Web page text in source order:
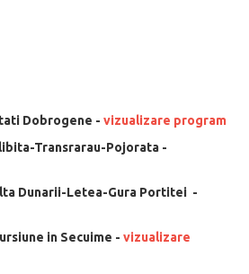
Dobrogene - vizualizare program
Transrarau-Pojorata -
Dunarii-Letea-Gura Portitei -
in Secuime - vizualizare